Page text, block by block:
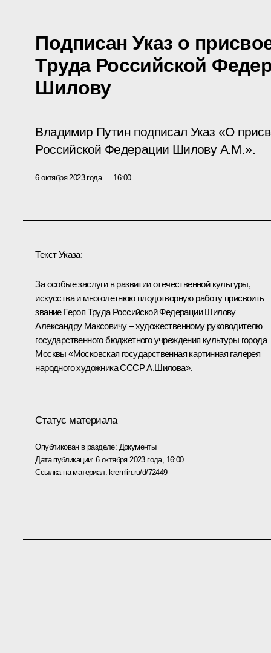
Подписан Указ о
Труда Российской
Шилову
Владимир Путин подписал Указ «О
Российской Федерации Шилову А.М.».
6 октября 2023 года 16:00
Текст Указа:
За особые заслуги в развитии отечественной культуры,
искусства и многолетнюю плодотворную работу присвоить
звание Героя Труда Российской Федерации Шилову
Александру Максовичу – художественному руководителю
государственного бюджетного учреждения культуры города
Москвы «Московская государственная картинная галерея
народного художника СССР А.Шилова».
Статус материала
Опубликован в разделе: Документы
Дата публикации:6 октября 2023 года, 16:00
Ссылка на материал: kremlin.ru/d/72449